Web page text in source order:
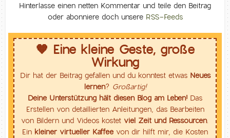
Hinterlasse einen netten Kommentar und teile den Beitrag
oder abonniere doch unsere RSS-Feeds
🧡 Eine kleine Geste, große
Wirkung
Dir hat der Beitrag gefallen und du konntest etwas Neues
lernen? Großartig!
Deine Unterstützung hält diesen Blog am Leben! Das
Erstellen von detaillierten Anleitungen, das Bearbeiten
von Bildern und Videos kostet viel Zeit und Ressourcen.
Ein kleiner virtueller Kaffeevon dir hilft mir, die Kosten